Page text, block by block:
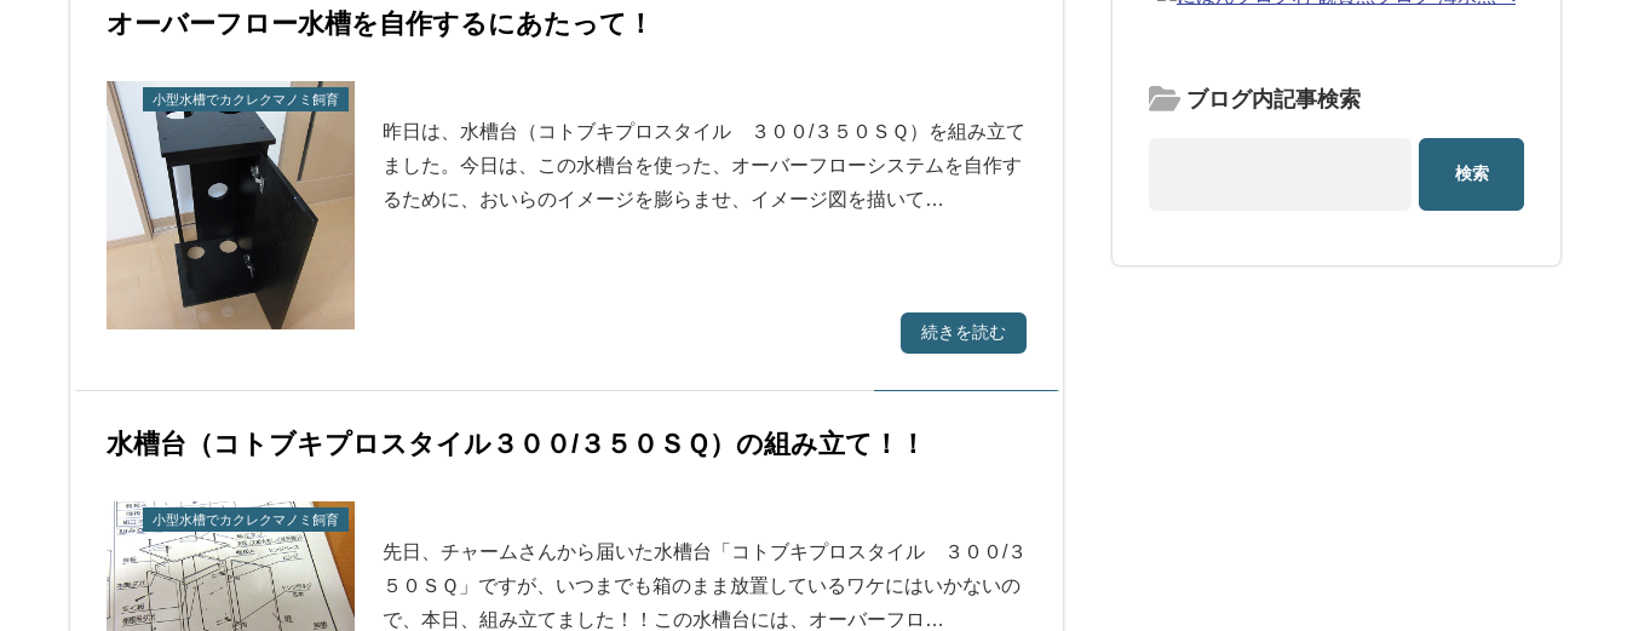
オーバーフロー水槽を自作するにあたって！
小型水槽でカクレクマノミ飼育
昨日は、水槽台（コトブキプロスタイル ３００/３５０ＳＱ）を組み立て
ました。今日は、この水槽台を使った、オーバーフローシステムを自作す
るために、おいらのイメージを膨らませ、イメージ図を描いて…
続きを読む
水槽台（コトブキプロスタイル３００/３５０ＳＱ）の組み立て！！
小型水槽でカクレクマノミ飼育
先日、チャームさんから届いた水槽台「コトブキプロスタイル ３００/３
５０ＳＱ」ですが、いつまでも箱のまま放置しているワケにはいかないの
で、本日、組み立てました！！この水槽台には、オーバーフロ…
ブログ内記事検索